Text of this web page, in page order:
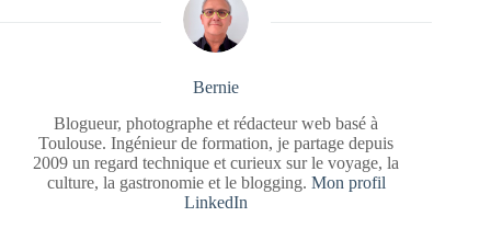
Bernie
Blogueur, photographe et rédacteur web basé à
Toulouse. Ingénieur de formation, je partage depuis
2009 un regard technique et curieux sur le voyage, la
culture, la gastronomie et le blogging. Mon profil
LinkedIn